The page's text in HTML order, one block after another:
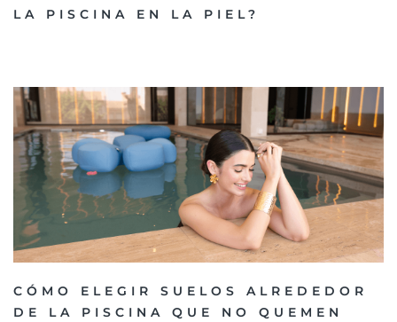
LA PISCINA EN LA PIEL?
CÓMO ELEGIR SUELOS ALREDEDOR
DE LA PISCINA QUE NO QUEMEN